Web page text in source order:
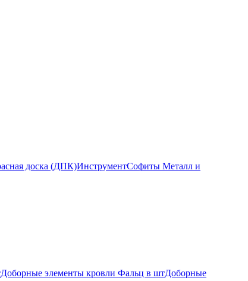
доска (ДПК)ИнструментСофиты Металл и
Доборные элементы кровли Фальц в штДоборные